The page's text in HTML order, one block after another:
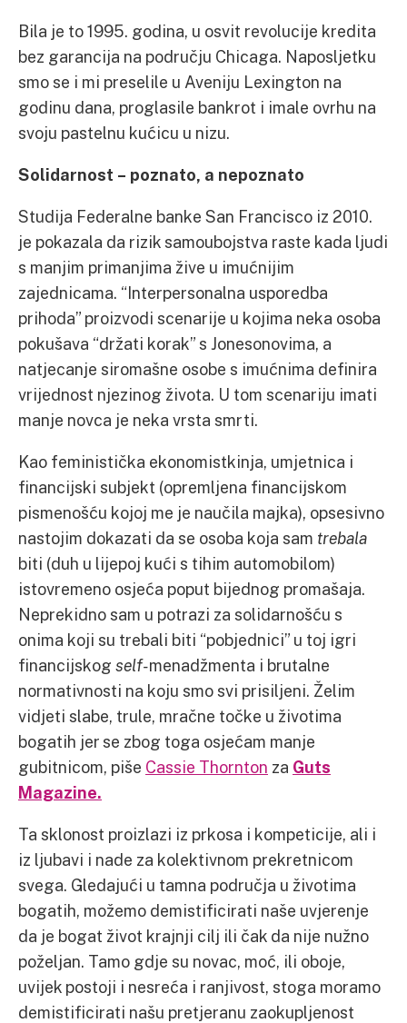
Bila je to 1995. godina, u osvit revolucije kredita
bez garancija na području Chicaga. Naposljetku
smo se i mi preselile u Aveniju Lexington na
godinu dana, proglasile bankrot i imale ovrhu na
svoju pastelnu kućicu u nizu.
Solidarnost – poznato, a nepoznato
Studija Federalne banke San Francisco iz 2010.
je pokazala da rizik samoubojstva raste kada ljudi
s manjim primanjima žive u imućnijim
zajednicama. “Interpersonalna usporedba
prihoda” proizvodi scenarije u kojima neka osoba
pokušava “držati korak” s Jonesonovima, a
natjecanje siromašne osobe s imućnima definira
vrijednost njezinog života. U tom scenariju imati
manje novca je neka vrsta smrti.
Kao feministička ekonomistkinja, umjetnica i
financijski subjekt (opremljena financijskom
pismenošću kojoj me je naučila majka), opsesivno
nastojim dokazati da se osoba koja sam trebala
biti (duh u lijepoj kući s tihim automobilom)
istovremeno osjeća poput bijednog promašaja.
Neprekidno sam u potrazi za solidarnošću s
onima koji su trebali biti “pobjednici” u toj igri
financijskog self-menadžmenta i brutalne
normativnosti na koju smo svi prisiljeni. Želim
vidjeti slabe, trule, mračne točke u životima
bogatih jer se zbog toga osjećam manje
gubitnicom, piše Cassie Thornton za Guts
Magazine.
Ta sklonost proizlazi iz prkosa i kompeticije, ali i
iz ljubavi i nade za kolektivnom prekretnicom
svega. Gledajući u tamna područja u životima
bogatih, možemo demistificirati naše uvjerenje
da je bogat život krajnji cilj ili čak da nije nužno
poželjan. Tamo gdje su novac, moć, ili oboje,
uvijek postoji i nesreća i ranjivost, stoga moramo
demistificirati našu pretjeranu zaokupljenost